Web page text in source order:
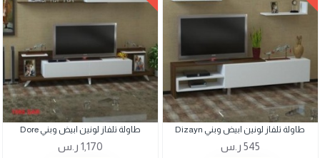
طاولة تلفاز لونين ابيض وبني Dizayn
545 ر.س
طاولة تلفاز لونين ابيض وبني Dore
1,170 ر.س